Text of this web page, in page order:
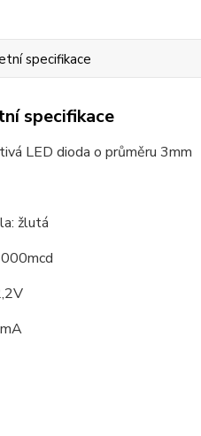
specifikace
specifikace
LED dioda o průměru 3mm
žlutá